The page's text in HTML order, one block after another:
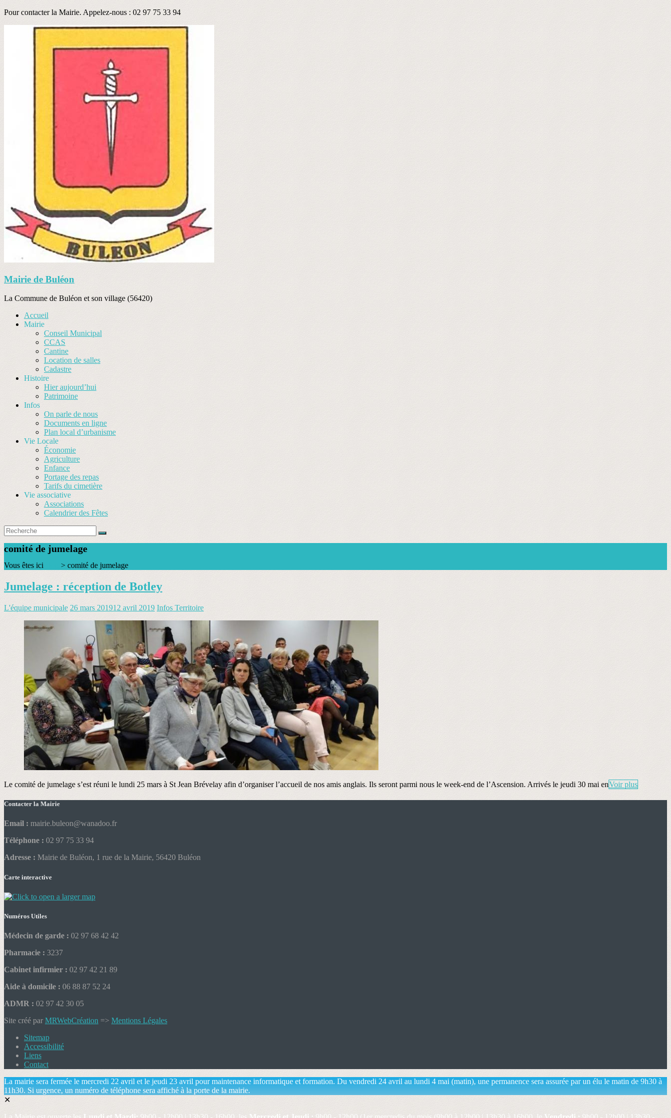
Pour contacter la Mairie. Appelez-nous : 02 97 75 33 94
Mairie de Buléon
La Commune de Buléon et son village (56420)
Accueil
Mairie
Conseil Municipal
CCAS
Cantine
Location de salles
Cadastre
Histoire
Hier aujourd’hui
Patrimoine
Infos
On parle de nous
Documents en ligne
Plan local d’urbanisme
Vie Locale
Économie
Agriculture
Enfance
Portage des repas
Tarifs du cimetière
Vie associative
Associations
Calendrier des Fêtes
comité de jumelage
Vous êtes ici > comité de jumelage
Jumelage : réception de Botley
L'équipe municipale 26 mars 201912 avril 2019 Infos Territoire
Le comité de jumelage s’est réuni le lundi 25 mars à St Jean Brévelay afin d’organiser l’accueil de nos amis anglais. Ils seront parmi nous le week-end de l’Ascension. Arrivés le jeudi 30 mai enVoir plus
Contacter la Mairie
Email : mairie.buleon@wanadoo.fr
Téléphone : 02 97 75 33 94
Adresse : Mairie de Buléon, 1 rue de la Mairie, 56420 Buléon
Carte interactive
Numéros Utiles
Médecin de garde : 02 97 68 42 42
Pharmacie : 3237
Cabinet infirmier : 02 97 42 21 89
Aide à domicile : 06 88 87 52 24
ADMR : 02 97 42 30 05
Site créé par MRWebCréation => Mentions Légales
Sitemap
Accessibilité
Liens
Contact
La mairie sera fermée le mercredi 22 avril et le jeudi 23 avril pour maintenance informatique et formation. Du vendredi 24 avril au lundi 4 mai (matin), une permanence sera assurée par un élu le matin de 9h30 à
11h30. Si urgence, un numéro de téléphone sera affiché à la porte de la mairie.
✕